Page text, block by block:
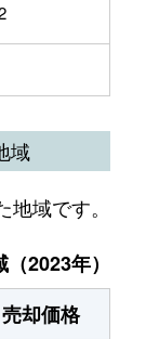
域
域です。
2023年）
売却価格